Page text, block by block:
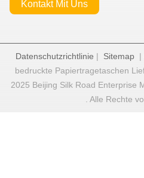
Kontakt Mit Uns
Datenschutzrichtlinie | Sitemap |
bedruckte Papiertragetaschen
2025 Beijing Silk Road Enterprise
. Alle Rechte